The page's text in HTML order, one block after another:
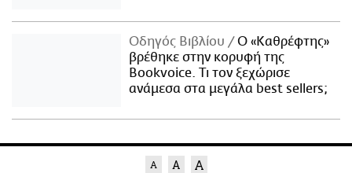
Οδηγός Βιβλίου
Ο «Καθρέφτης»
βρέθηκε στην κορυφή της
Bookvoice. Τι τον ξεχώρισε
ανάμεσα στα μεγάλα best sellers;